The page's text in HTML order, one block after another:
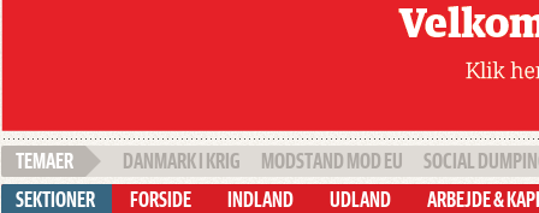
DANMARK I KRIG MODSTAND MOD EU
SOCIAL
FORSIDE
INDLAND UDLAND ARBEJDE &